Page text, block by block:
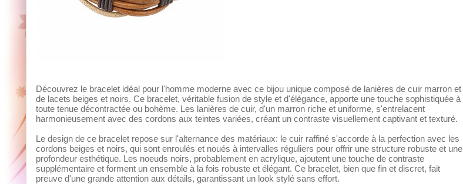
Découvrez le bracelet idéal pour l'homme moderne avec ce bijou unique composé de lanières de cuir marron et
de lacets beiges et noirs. Ce bracelet, véritable fusion de style et d'élégance, apporte une touche sophistiquée à
toute tenue décontractée ou bohème. Les lanières de cuir, d'un marron riche et uniforme, s'entrelacent
harmonieusement avec des cordons aux teintes variées, créant un contraste visuellement captivant et texturé.
Le design de ce bracelet repose sur l'alternance des matériaux: le cuir raffiné s'accorde à la perfection avec les
cordons beiges et noirs, qui sont enroulés et noués à intervalles réguliers pour offrir une structure robuste et une
profondeur esthétique. Les noeuds noirs, probablement en acrylique, ajoutent une touche de contraste
supplémentaire et forment un ensemble à la fois robuste et élégant. Ce bracelet, bien que fin et discret, fait
preuve d'une grande attention aux détails, garantissant un look stylé sans effort.